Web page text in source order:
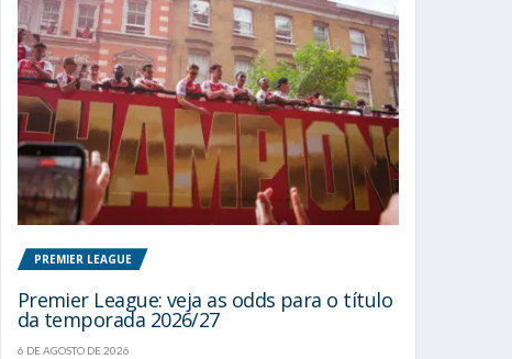
PREMIER LEAGUE
Premier League: veja as odds para o título
da temporada 2026/27
6 DE AGOSTO DE 2026